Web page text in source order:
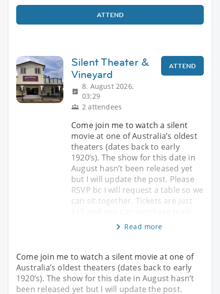
ATTEND
Silent Theater &
Vineyard
8. August 2026,
03:29
2 attendees
ATTEND
Come join me to watch a silent
movie at one of Australia’s oldest
theaters (dates back to early
1920‘s). The show for this date in
August hasn’t been released yet
but I will update the post. Please
RSVP bc I will request a table so we
can sit together. Tickets are just
Read more
Come join me to watch a silent movie at one of
Australia’s oldest theaters (dates back to early
1920‘s). The show for this date in August hasn’t
been released yet but I will update the post.